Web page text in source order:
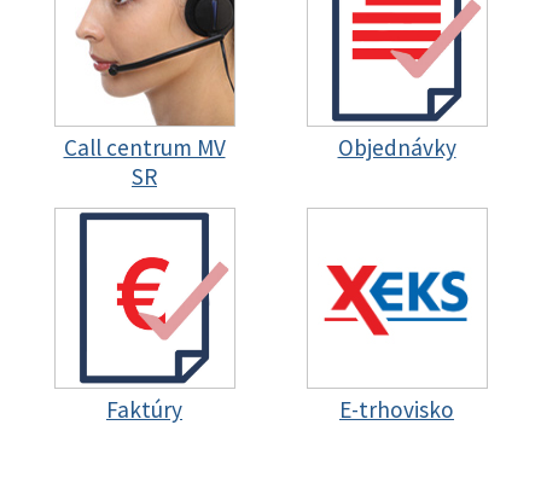
Call centrum MV
SR
Objednávky
Faktúry E-trhovisko